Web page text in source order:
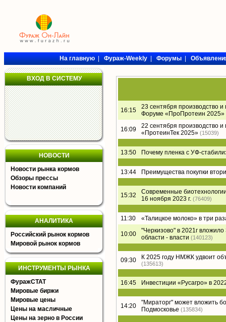
На главную|Фураж-Weekly|Форумы|
ВХОД В СИСТЕМУ
НОВОСТИ
Новости рынка кормов
Обзоры прессы
Новости компаний
АНАЛИТИКА
Российский рынок кормов
Мировой рынок кормов
ИНСТРУМЕНТЫ РЫНКА
ФуражСТАТ
Мировые биржи
Мировые цены
Цены на масличные
Цены на зерно в России
16:15
23 сентября производство
Форуме «ПроПротеин 2025»
16:09
22 сентября производство
«ПротеинТек 2025» (15039)
13:50 Почему пленка с УФ-
13:44 Преимущества покупки
15:32
Современные
16 ноября 2023 г. (76409)
11:30 «Талицкое молоко» в три
10:00
"Черкизово" в 2021г
области - власти (140123)
09:30 К 2025 году НМЖК удвоит
(135613)
16:45 Инвестиции «Русагро» в
14:20
"Мираторг" может вложить
Подмосковье (135834)